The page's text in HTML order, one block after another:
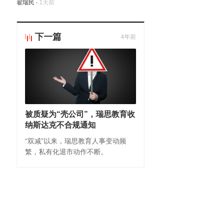
翟瑞民 · 1天前
下一篇 4年前
被质疑为“壳公司”，瑞思教育收
纳斯达克不合规通知
“双减”以来，瑞思教育人事变动频
繁，私有化退市动作不断。